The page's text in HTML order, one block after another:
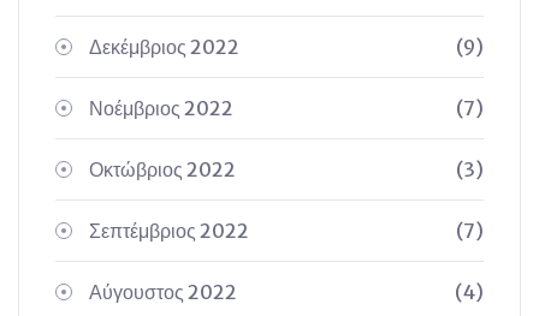
Δεκέμβριος 2022 (9)
Νοέμβριος 2022 (7)
Οκτώβριος 2022 (3)
Σεπτέμβριος 2022 (7)
Αύγουστος 2022 (4)